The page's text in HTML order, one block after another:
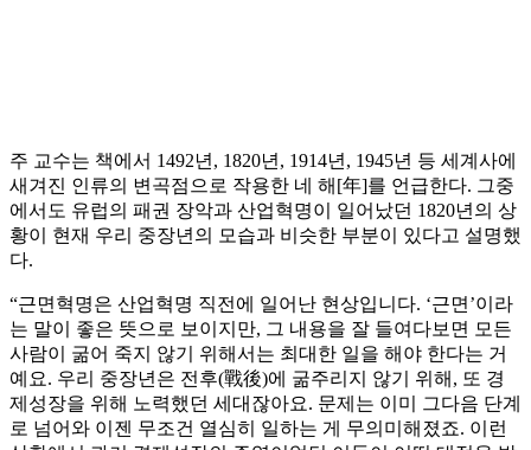
주 교수는 책에서 1492년, 1820년, 1914년, 1945년 등 세계사에
새겨진 인류의 변곡점으로 작용한 네 해[年]를 언급한다. 그중
에서도 유럽의 패권 장악과 산업혁명이 일어났던 1820년의 상
황이 현재 우리 중장년의 모습과 비슷한 부분이 있다고 설명했
다.
“근면혁명은 산업혁명 직전에 일어난 현상입니다. ‘근면’이라
는 말이 좋은 뜻으로 보이지만, 그 내용을 잘 들여다보면 모든
사람이 굶어 죽지 않기 위해서는 최대한 일을 해야 한다는 거
예요. 우리 중장년은 전후(戰後)에 굶주리지 않기 위해, 또 경
제성장을 위해 노력했던 세대잖아요. 문제는 이미 그다음 단계
로 넘어와 이젠 무조건 열심히 일하는 게 무의미해졌죠. 이런